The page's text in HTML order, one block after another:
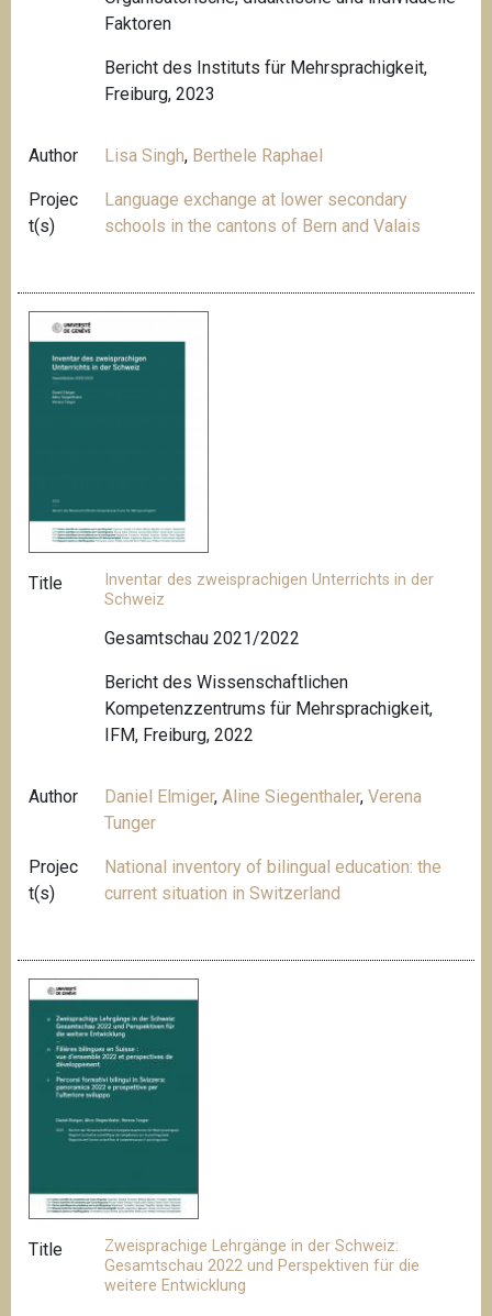
Faktoren
Bericht des Instituts für Mehrsprachigkeit,
Freiburg, 2023
Author Lisa Singh, Berthele Raphael
Projec
t(s)
Language exchange at lower secondary
schools in the cantons of Bern and Valais
Title
Inventar des zweisprachigen Unterrichts in der
Schweiz
Gesamtschau 2021/2022
Bericht des Wissenschaftlichen
Kompetenzzentrums für Mehrsprachigkeit,
IFM, Freiburg, 2022
Author Daniel Elmiger,Aline Siegenthaler,Verena
Tunger
Projec
t(s)
National inventory of bilingual education: the
current situation in Switzerland
Title
Zweisprachige Lehrgänge in der Schweiz:
Gesamtschau 2022 und Perspektiven für die
weitere Entwicklung